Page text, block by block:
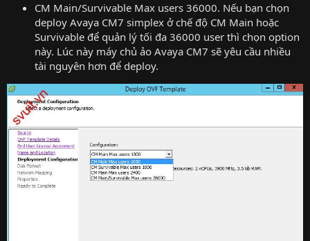
CM Main/Survivable Max users 36000. Nếu bạn chọn
deploy Avaya CM7 simplex ở chế độ CM Main hoặc
Survivable để quản lý tối đa 36000 user thì chọn option
này. Lúc này máy chủ ảo Avaya CM7 sẽ yêu cầu nhiều
tài nguyên hơn để deploy.